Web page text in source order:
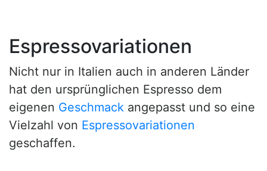
Espressovariationen
Nicht nur in Italien auch in anderen Länder
hat den ursprünglichen Espresso dem
eigenen Geschmack angepasst und so eine
Vielzahl von Espressovariationen
geschaffen.